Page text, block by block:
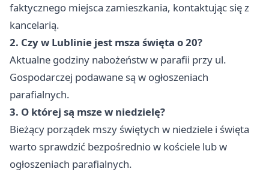
faktycznego miejsca zamieszkania, kontaktując się z
kancelarią.
2. Czy w Lublinie jest msza święta o 20?
Aktualne godziny nabożeństw w parafii przy ul.
Gospodarczej podawane są w ogłoszeniach
parafialnych.
3. O której są msze w niedzielę?
Bieżący porządek mszy świętych w niedziele i święta
warto sprawdzić bezpośrednio w kościele lub w
ogłoszeniach parafialnych.